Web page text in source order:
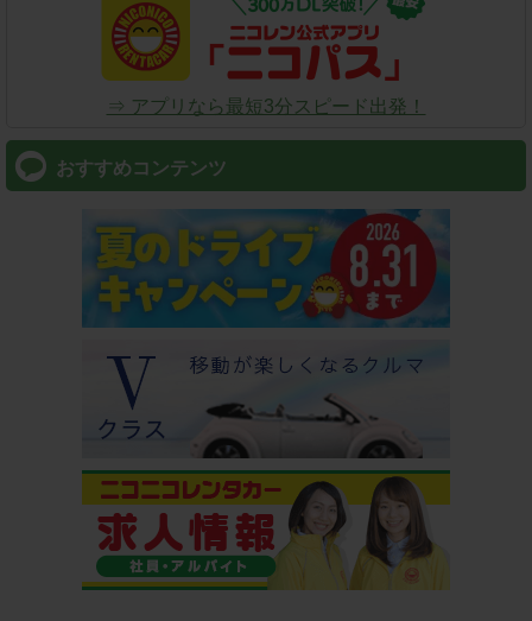
⇒ アプリなら最短3分スピード出発！
おすすめコンテンツ